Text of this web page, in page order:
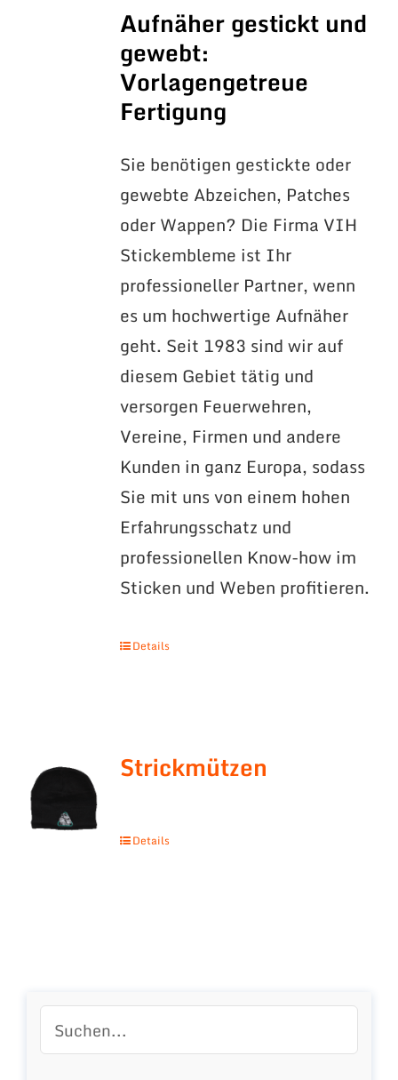
Aufnäher gestickt und
gewebt:
Vorlagengetreue
Fertigung
Sie benötigen gestickte oder
gewebte Abzeichen, Patches
oder Wappen? Die Firma VIH
Stickembleme ist Ihr
professioneller Partner, wenn
es um hochwertige Aufnäher
geht. Seit 1983 sind wir auf
diesem Gebiet tätig und
versorgen Feuerwehren,
Vereine, Firmen und andere
Kunden in ganz Europa, sodass
Sie mit uns von einem hohen
Erfahrungsschatz und
professionellen Know-how im
Sticken und Weben profitieren.
Details
Strickmützen
Details